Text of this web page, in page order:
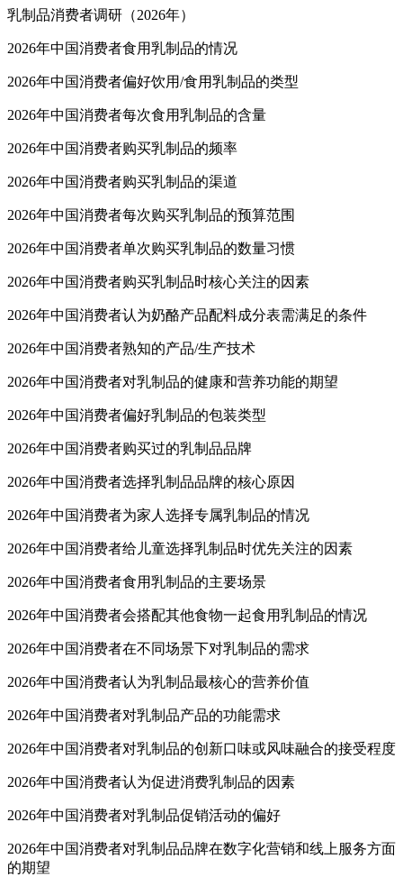
乳制品消费者调研（2026年）
2026年中国消费者食用乳制品的情况
2026年中国消费者偏好饮用/食用乳制品的类型
2026年中国消费者每次食用乳制品的含量
2026年中国消费者购买乳制品的频率
2026年中国消费者购买乳制品的渠道
2026年中国消费者每次购买乳制品的预算范围
2026年中国消费者单次购买乳制品的数量习惯
2026年中国消费者购买乳制品时核心关注的因素
2026年中国消费者认为奶酪产品配料成分表需满足的条件
2026年中国消费者熟知的产品/生产技术
2026年中国消费者对乳制品的健康和营养功能的期望
2026年中国消费者偏好乳制品的包装类型
2026年中国消费者购买过的乳制品品牌
2026年中国消费者选择乳制品品牌的核心原因
2026年中国消费者为家人选择专属乳制品的情况
2026年中国消费者给儿童选择乳制品时优先关注的因素
2026年中国消费者食用乳制品的主要场景
2026年中国消费者会搭配其他食物一起食用乳制品的情况
2026年中国消费者在不同场景下对乳制品的需求
2026年中国消费者认为乳制品最核心的营养价值
2026年中国消费者对乳制品产品的功能需求
2026年中国消费者对乳制品的创新口味或风味融合的接受程度
2026年中国消费者认为促进消费乳制品的因素
2026年中国消费者对乳制品促销活动的偏好
2026年中国消费者对乳制品品牌在数字化营销和线上服务方面
的期望